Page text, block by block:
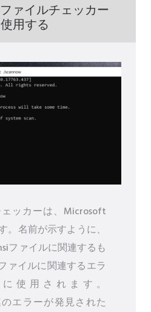
ァイルチェッカー
用する
ッカーは、Microsoft
名前が示すように、
ファイルに関連するも
ァイルに関連するエラ
使用されます。
エラーが発見された